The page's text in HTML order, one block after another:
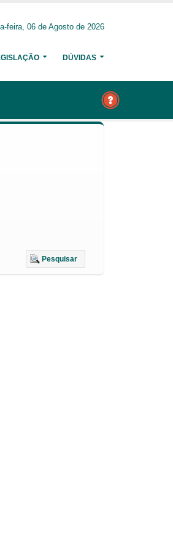
feira, 06 de Agosto de 2026
DÚVIDAS
Pesquisar